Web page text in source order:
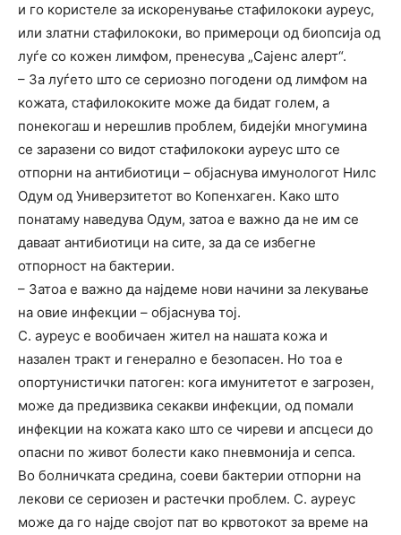
и го користеле за искоренување стафилококи ауреус,
или златни стафилококи, во примероци од биопсија од
луѓе со кожен лимфом, пренесува „Сајенс алерт“.
– За луѓето што се сериозно погодени од лимфом на
кожата, стафилококите може да бидат голем, а
понекогаш и нерешлив проблем, бидејќи многумина
се заразени со видот стафилококи ауреус што се
отпорни на антибиотици – објаснува имунологот Нилс
Одум од Универзитетот во Копенхаген. Како што
понатаму наведува Одум, затоа е важно да не им се
даваат антибиотици на сите, за да се избегне
отпорност на бактерии.
– Затоа е важно да најдеме нови начини за лекување
на овие инфекции – објаснува тој.
С. ауреус е вообичаен жител на нашата кожа и
назален тракт и генерално е безопасен. Но тоа е
опортунистички патоген: кога имунитетот е загрозен,
може да предизвика секакви инфекции, од помали
инфекции на кожата како што се чиреви и апсцеси до
опасни по живот болести како пневмонија и сепса.
Во болничката средина, соеви бактерии отпорни на
лекови се сериозен и растечки проблем. С. ауреус
може да го најде својот пат во крвотокот за време на